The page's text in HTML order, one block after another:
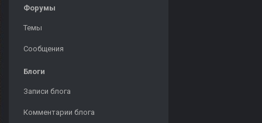
Форумы
Темы
Сообщения
Блоги
Записи блога
Комментарии блога